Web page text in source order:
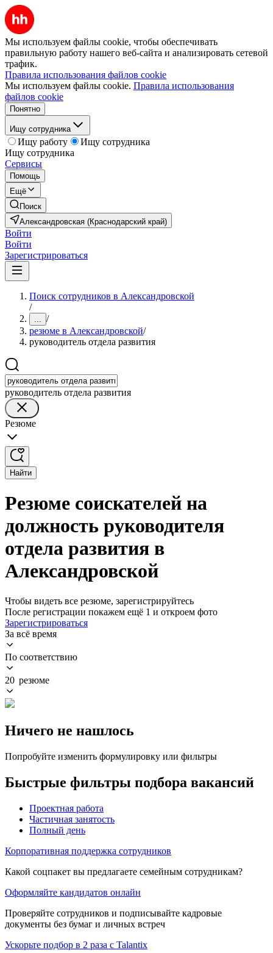
Мы используем файлы cookie, чтобы обеспечивать
правильную работу нашего веб-сайта и анализировать сетевой
трафик.
Правила использования файлов cookie
Мы используем файлы cookie. Правила использования
файлов cookie
Понятно
Ищу сотрудника
Ищу работу
Ищу сотрудника
Ищу сотрудника
Сервисы
Помощь
Ещё
Поиск
Александровская (Краснодарский край)
Войти
Войти
Зарегистрироваться
Поиск сотрудников в Александровской
/
... /
резюме в Александровской/
руководитель отдела развития
руководитель отдела развития
Резюме
Найти
Резюме соискателей на
должность руководителя
отдела развития в
Александровской
Чтобы видеть все резюме, зарегистрируйтесь
После регистрации покажем ещё 1 и откроем фото
Зарегистрироваться
За всё время
По соответствию
20 резюме
Ничего не нашлось
Попробуйте изменить формулировку или фильтры
Быстрые фильтры подбора вакансий
Проектная работа
Частичная занятость
Полный день
Корпоративная поддержка сотрудников
Какой соцпакет вы предлагаете семейным сотрудникам?
Оформляйте кандидатов онлайн
Проверяйте сотрудников и подписывайте кадровые
документы без бумаг и личных встреч
Ускорьте подбор в 2 раза с Talantix